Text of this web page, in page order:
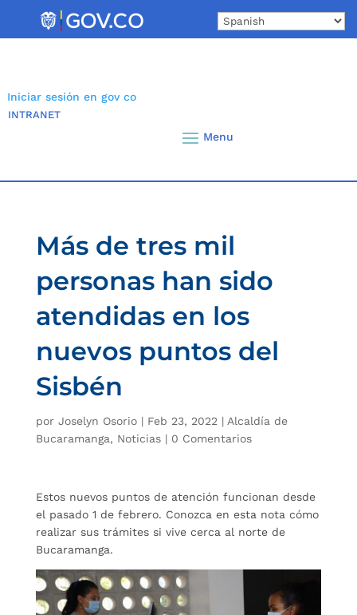
Iniciar sesión en gov co
INTRANET
Más de tres mil
personas han sido
atendidas en los
nuevos puntos del
Sisbén
por Joselyn Osorio| Feb 23, 2022 | Alcaldía de
Bucaramanga, Noticias| 0 Comentarios
Estos nuevos puntos de atención funcionan desde
el pasado 1 de febrero. Conozca en esta nota cómo
realizar sus trámites si vive cerca al norte de
Bucaramanga.